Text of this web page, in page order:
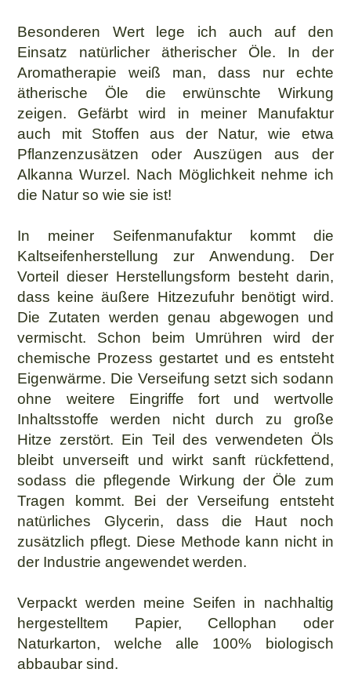
Besonderen Wert lege ich auch auf den
Einsatz natürlicher ätherischer Öle. In der
Aromatherapie weiß man, dass nur echte
ätherische Öle die erwünschte Wirkung
zeigen. Gefärbt wird in meiner Manufaktur
auch mit Stoffen aus der Natur, wie etwa
Pflanzenzusätzen oder Auszügen aus der
Alkanna Wurzel. Nach Möglichkeit nehme ich
die Natur so wie sie ist!
In meiner Seifenmanufaktur kommt die
Kaltseifenherstellung zur Anwendung. Der
Vorteil dieser Herstellungsform besteht darin,
dass keine äußere Hitzezufuhr benötigt wird.
Die Zutaten werden genau abgewogen und
vermischt. Schon beim Umrühren wird der
chemische Prozess gestartet und es entsteht
Eigenwärme. Die Verseifung setzt sich sodann
ohne weitere Eingriffe fort und wertvolle
Inhaltsstoffe werden nicht durch zu große
Hitze zerstört. Ein Teil des verwendeten Öls
bleibt unverseift und wirkt sanft rückfettend,
sodass die pflegende Wirkung der Öle zum
Tragen kommt. Bei der Verseifung entsteht
natürliches Glycerin, dass die Haut noch
zusätzlich pflegt. Diese Methode kann nicht in
der Industrie angewendet werden.
Verpackt werden meine Seifen in nachhaltig
hergestelltem Papier, Cellophan oder
Naturkarton, welche alle 100% biologisch
abbaubar sind.